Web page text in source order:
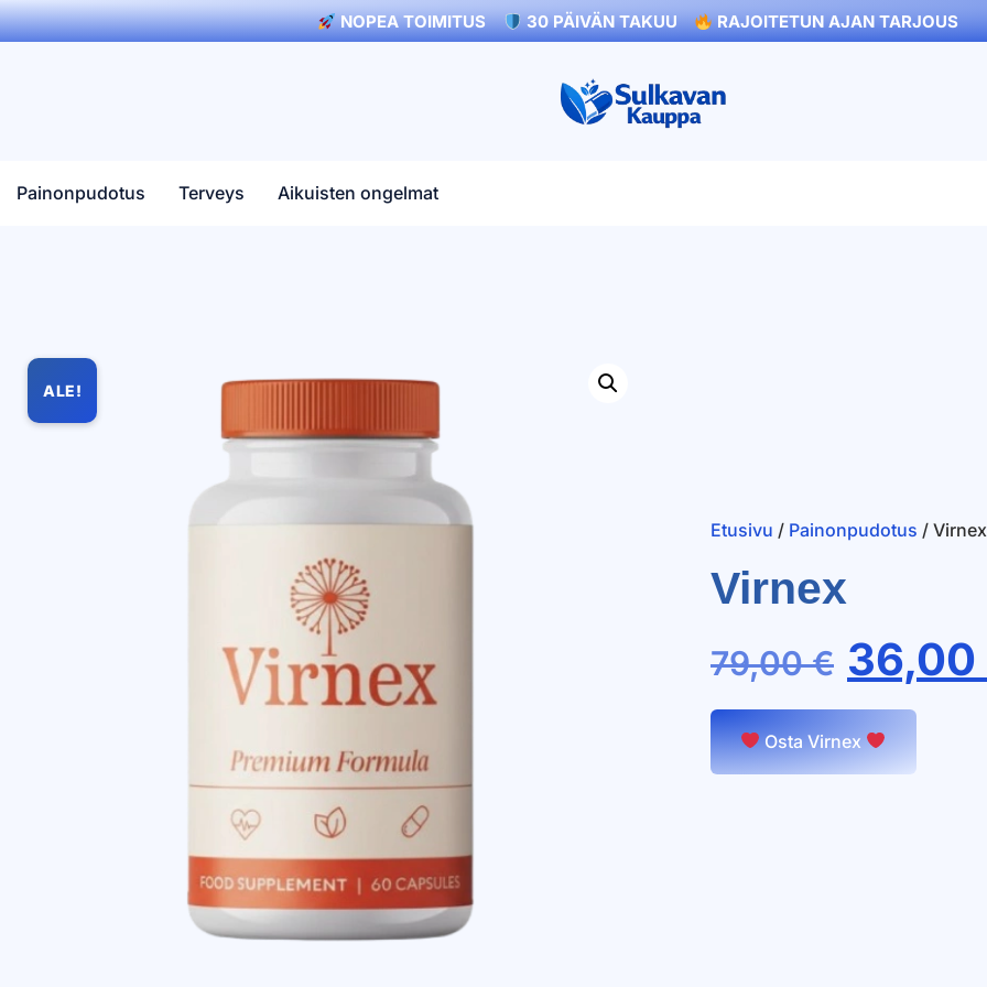
NOPEA TOIMITUS 30 PÄIVÄN TAKUU RAJOITETUN AJAN TARJOUS
Painonpudotus Terveys Aikuisten ongelmat
ALE!
Etusivu / Painonpudotus / Virnex
Virnex
79,00€ 36,00
Osta Virnex